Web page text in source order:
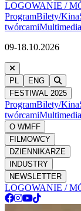
LOGOWANIE /
ProgramBilety/Kina
twórcamiMultimedia
09-18.10.2026
PL
ENG
FESTIWAL 2025
ProgramBilety/Kina
twórcamiMultimedia
O WMFF
FILMOWCY
DZIENNIKARZE
INDUSTRY
NEWSLETTER
LOGOWANIE /